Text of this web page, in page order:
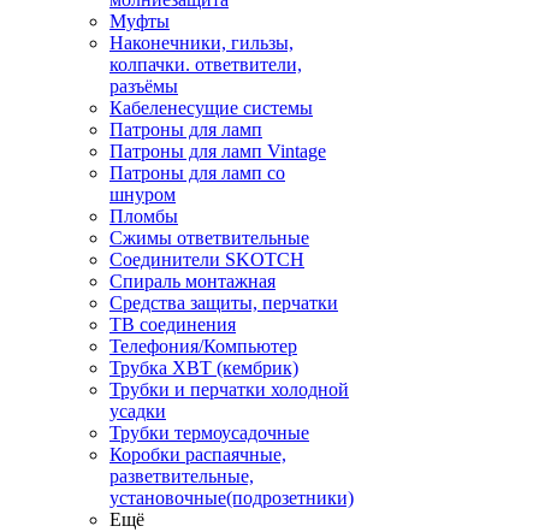
Муфты
Наконечники, гильзы,
колпачки. ответвители,
разъёмы
Кабеленесущие системы
Патроны для ламп
Патроны для ламп Vintage
Патроны для ламп со
шнуром
Пломбы
Сжимы ответвительные
Соединители SKOTCH
Спираль монтажная
Средства защиты, перчатки
ТВ соединения
Телефония/Компьютер
Трубка ХВТ (кембрик)
Трубки и перчатки холодной
усадки
Трубки термоусадочные
Коробки распаячные,
разветвительные,
установочные(подрозетники)
Ещё